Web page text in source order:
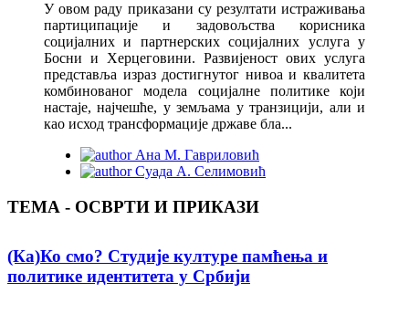
У овом раду приказани су резултати истраживања
партиципације и задовољства корисника
социјалних и партнерских социјалних услуга у
Босни и Херцеговини. Развијеност ових услуга
представља израз достигнутог нивоа и квалитета
комбинованог модела социјалне политике који
настаје, најчешће, у земљама у транзицији, али и
као исход трансформације државе бла...
Ана М. Гавриловић
Суада A. Селимовић
ТЕМА - ОСВРТИ И ПРИКАЗИ
(Ка)Ко смо? Студије културе памћења и
политике идентитета у Србији